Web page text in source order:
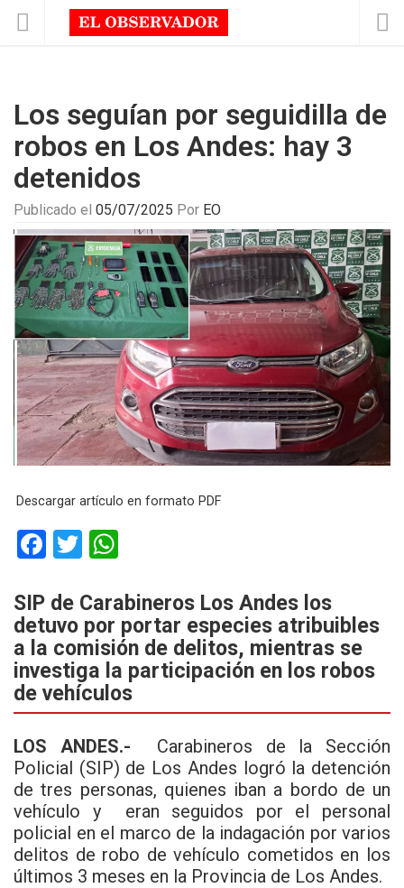
Los seguían por seguidilla de
robos en Los Andes: hay 3
detenidos
Publicado el 05/07/2025 Por EO
Descargar artículo en formato PDF
F
ce
b
o
o
k
T
tt
er
at
s
A
p
p
SIP de Carabineros Los Andes los
detuvo por portar especies atribuibles
a la comisión de delitos, mientras se
investiga la participación en los robos
de vehículos
LOS ANDES.- Carabineros de la Sección
Policial (SIP) de Los Andes logró la detención
de tres personas, quienes iban a bordo de un
vehículo y eran seguidos por el personal
policial en el marco de la indagación por varios
delitos de robo de vehículo cometidos en los
últimos 3 meses en la Provincia de Los Andes.